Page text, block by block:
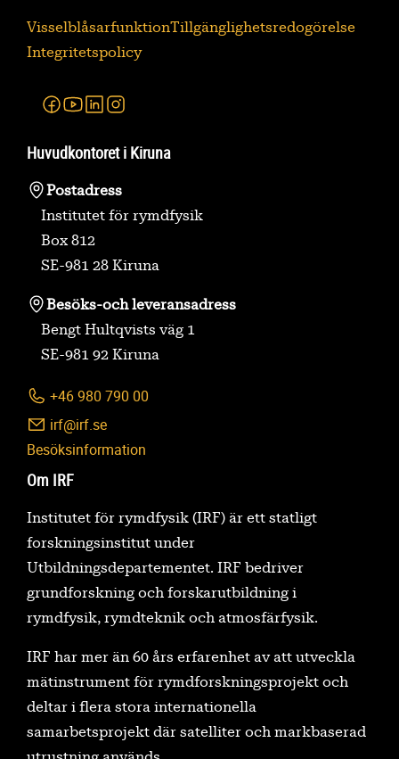
VisselblåsarfunktionTillgänglighetsredogörelse
Integritetspolicy
Facebook
Youtube
Linkedin
Huvudkontoret i Kiruna
Postadress
Institutet för rymdfysik
Box 812
SE-981 28 Kiruna
Besöks-och leveransadress
Bengt Hultqvists väg 1
SE-981 92 Kiruna
+46 980 790 00
irf@irf.se
Besöksinformation
Om IRF
Institutet för rymdfysik (IRF) är ett statligt
forskningsinstitut under
Utbildningsdepartementet. IRF bedriver
grundforskning och forskarutbildning i
rymdfysik, rymdteknik och atmosfärfysik.
IRF har mer än 60 års erfarenhet av att utveckla
mätinstrument för rymdforskningsprojekt och
deltar i flera stora internationella
samarbetsprojekt där satelliter och markbaserad